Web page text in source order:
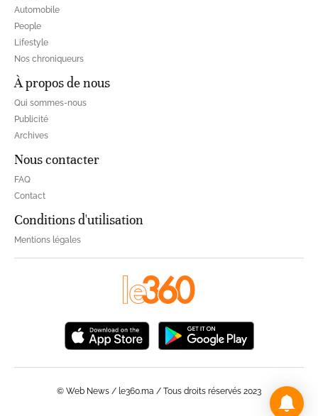
Automobile
People
Lifestyle
Nos chroniqueurs
À propos de nous
Qui sommes-nous
Publicité
Archives
Nous contacter
FAQ
Contact
Conditions d'utilisation
Mentions légales
© Web News / le360.ma / Tous droits réservés 2023